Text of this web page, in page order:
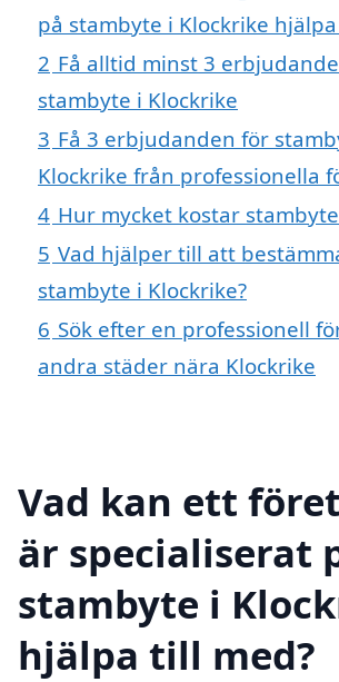
på stambyte i Klockrike
2 Få alltid minst 3
stambyte i Klockrike
3 Få 3 erbjudanden för
Klockrike från professionella
4 Hur mycket kostar
5 Vad hjälper till att
stambyte i Klockrike?
6 Sök efter en professionell
andra städer nära Klockrike
Vad kan ett
är specialiserat
stambyte i
hjälpa till med?